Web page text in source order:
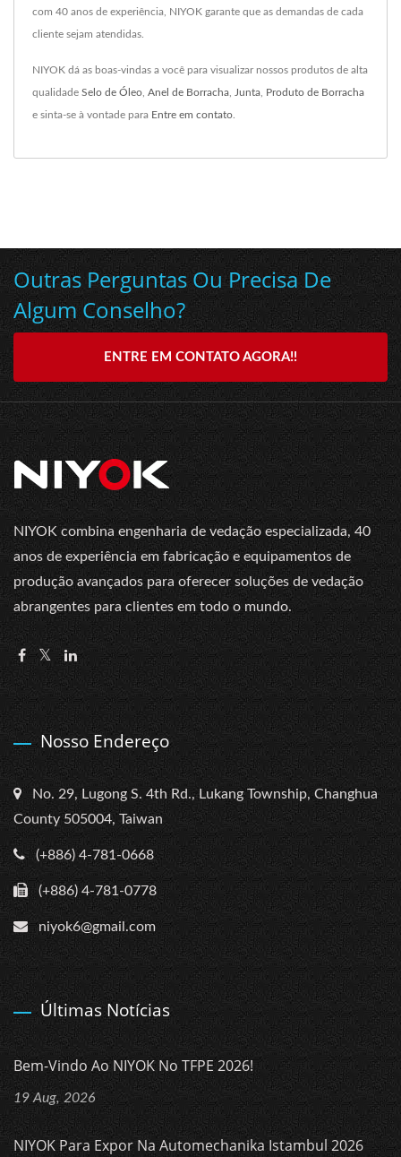
com 40 anos de experiência, NIYOK garante que as demandas de cada
cliente sejam atendidas.
NIYOK dá as boas-vindas a você para visualizar nossos produtos de alta
qualidade Selo de Óleo Anel de Borracha Junta Produto de Borracha
e sinta-se à vontade para Entre em contato
Outras Perguntas Ou Precisa De
Algum Conselho?
ENTRE EM CONTATO AGORA!!
NIYOK combina engenharia de vedação especializada, 40
anos de experiência em fabricação e equipamentos de
produção avançados para oferecer soluções de vedação
abrangentes para clientes em todo o mundo.
Nosso Endereço
No. 29, Lugong S. 4th Rd., Lukang Township, Changhua
County 505004, Taiwan
(+886) 4-781-0668
(+886) 4-781-0778
niyok6@gmail.com
Últimas Notícias
Bem-Vindo Ao NIYOK No TFPE 2026!
19 Aug, 2026
NIYOK Para Expor Na Automechanika Istambul 2026